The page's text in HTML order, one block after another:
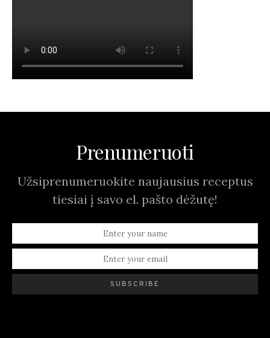
Prenumeruoti
Užsiprenumeruokite naujausius receptus
tiesiai į savo el. pašto dėžutę!
SUBSCRIBE